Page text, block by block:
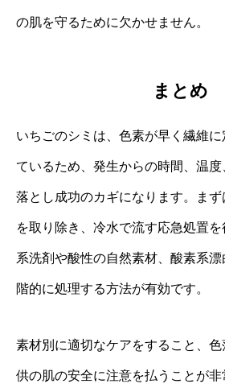
の肌を守るために欠かせません。
まとめ
いちごのシミは、色素が早く繊維
ているため、発生からの時間、温度
落とし成功のカギになります。ま
を取り除き、冷水で流す応急処置
系洗剤や酸性の自然素材、酸素系
階的に処理する方法が有効です。
素材別に適切なケアをすること、
供の肌の安全に注意を払うことが非